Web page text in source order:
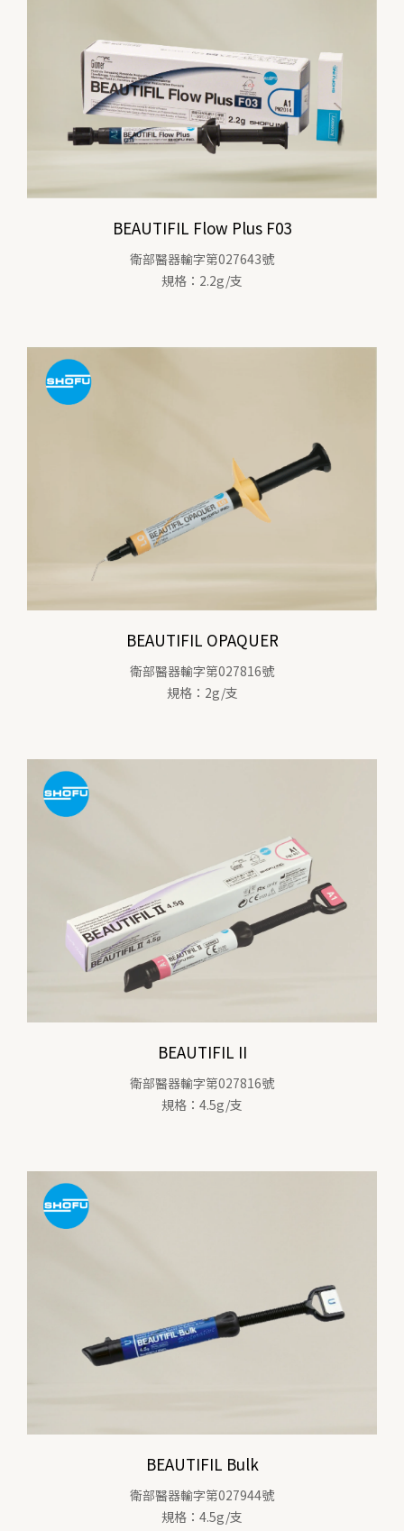
BEAUTIFIL Flow Plus F03
衛部醫器輸字第027643號
規格：2.2g/支
BEAUTIFIL OPAQUER
衛部醫器輸字第027816號
規格：2g/支
BEAUTIFIL II
衛部醫器輸字第027816號
規格：4.5g/支
BEAUTIFIL Bulk
衛部醫器輸字第027944號
規格：4.5g/支